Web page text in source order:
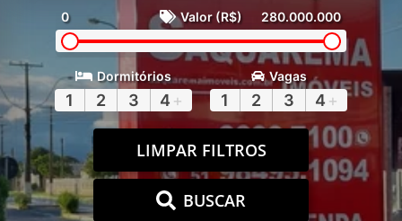
0 Valor (R$) 280.000.000
Dormitórios
1 2 3 4 +
Vagas
1 2 3 4 +
LIMPAR FILTROS
BUSCAR